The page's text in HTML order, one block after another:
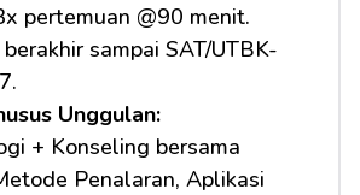
pertemuan @90 menit.
sampai SAT/UTBK-
Unggulan:
+ Konseling bersama
Penalaran, Aplikasi